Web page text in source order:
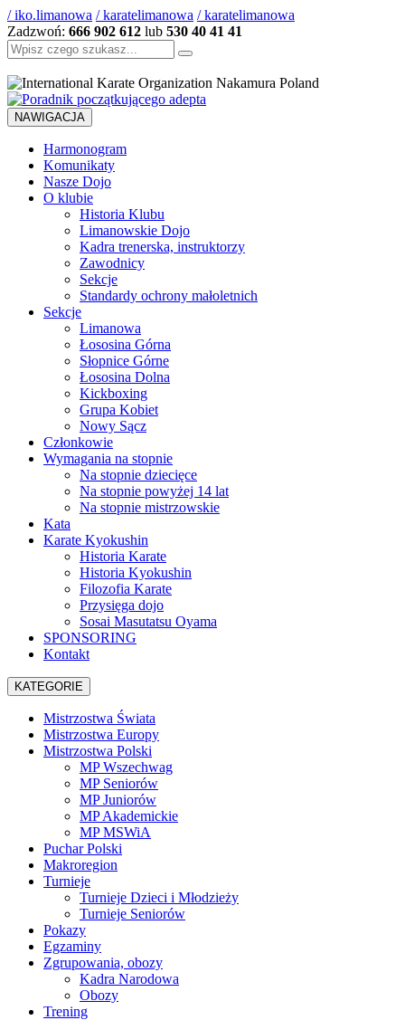
/ iko.limanowa / karatelimanowa / karatelimanowa
Zadzwoń: 666 902 612 lub 530 40 41 41
Szukaj:
NAWIGACJA
Harmonogram
Komunikaty
Nasze Dojo
O klubie
Historia Klubu
Limanowskie Dojo
Kadra trenerska, instruktorzy
Zawodnicy
Sekcje
Standardy ochrony małoletnich
Sekcje
Limanowa
Łososina Górna
Słopnice Górne
Łososina Dolna
Kickboxing
Grupa Kobiet
Nowy Sącz
Członkowie
Wymagania na stopnie
Na stopnie dziecięce
Na stopnie powyżej 14 lat
Na stopnie mistrzowskie
Kata
Karate Kyokushin
Historia Karate
Historia Kyokushin
Filozofia Karate
Przysięga dojo
Sosai Masutatsu Oyama
SPONSORING
Kontakt
KATEGORIE
Mistrzostwa Świata
Mistrzostwa Europy
Mistrzostwa Polski
MP Wszechwag
MP Seniorów
MP Juniorów
MP Akademickie
MP MSWiA
Puchar Polski
Makroregion
Turnieje
Turnieje Dzieci i Młodzieży
Turnieje Seniorów
Pokazy
Egzaminy
Zgrupowania, obozy
Kadra Narodowa
Obozy
Trening